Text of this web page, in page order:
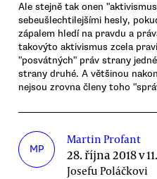
Ale stejně tak onen
sebeušlechtilejšími hesly,
zápalem hledí na pravdu a
takovýto aktivismus zcela
"posvátných" práv strany
strany druhé. A většinou
nejsou zrovna členy toho
MP
Martin Profant
28. října 2018 v
Josefu Poláčkovi